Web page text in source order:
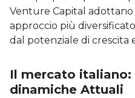
Venture Capital
approccio più
dal potenziale di crescita
Il mercato italiano:
dinamiche Attuali